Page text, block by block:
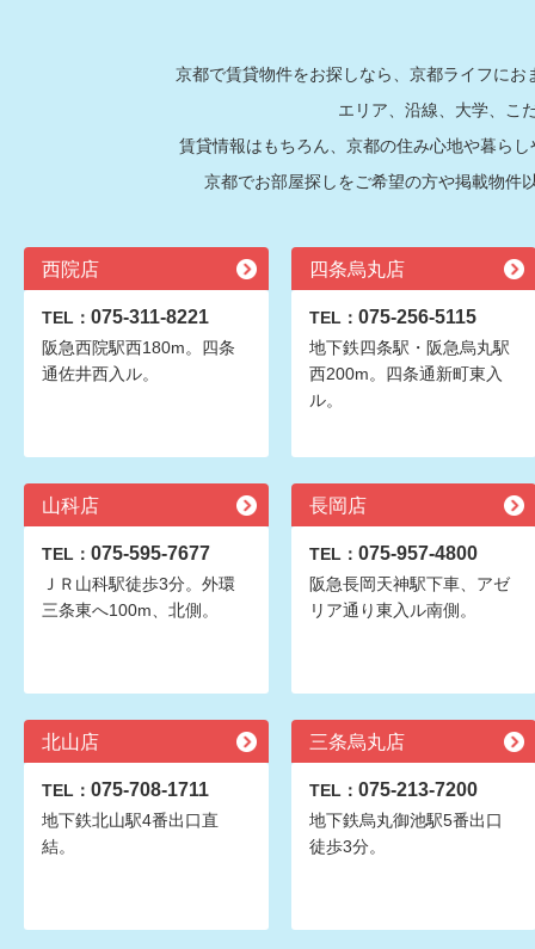
京都で賃貸物件をお探しなら、京都ライフに
エリア、沿線、大学、こ
賃貸情報はもちろん、京都の住み心地や暮ら
京都でお部屋探しをご希望の方や掲載物件
西院店
TEL： 075-311-8221
阪急西院駅西180m。四条
通佐井西入ル。
四条烏丸店
TEL： 075-256-5115
地下鉄四条駅・阪急烏丸駅
西200m。四条通新町東入
ル。
山科店
TEL： 075-595-7677
ＪＲ山科駅徒歩3分。外環
三条東へ100m、北側。
長岡店
TEL： 075-957-4800
阪急長岡天神駅下車、アゼ
リア通り東入ル南側。
北山店
TEL： 075-708-1711
地下鉄北山駅4番出口直
結。
三条烏丸店
TEL： 075-213-7200
地下鉄烏丸御池駅5番出口
徒歩3分。